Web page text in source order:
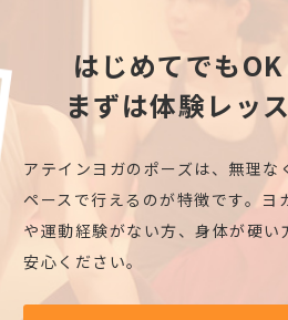
はじめてでもOK
まずは体験レッ
アテインヨガのポーズは、無理な
ペースで行えるのが特徴です。ヨ
や運動経験がない方、身体が硬い
安心ください。